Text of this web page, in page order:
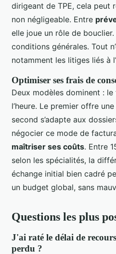
dirigeant de TPE, cela peut
non négligeable. Entre
elle joue un rôle de
conditions générales. Tout
notamment les litiges liés à
Optimiser ses frais de
Deux modèles dominent :
l’heure. Le premier offre
second s’adapte aux
négocier ce mode de
maîtriser ses coûts. Entre
selon les spécialités, la
échange initial bien cadré
un budget global, sans
Questions les plus
J'ai raté le délai de
perdu ?